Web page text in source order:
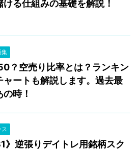
ける仕組みの基礎を解説！
集
？空売り比率とは？ランキン
ャートも解説します。過去最
時！
》逆張りデイトレ用銘柄スク